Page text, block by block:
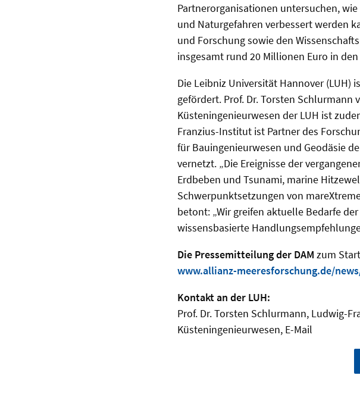
Partnerorganisationen untersuchen,
und Naturgefahren verbessert werden
und Forschung sowie den
insgesamt rund 20 Millionen Euro in
Die Leibniz Universität Hannover (LUH)
gefördert. Prof. Dr. Torsten
Küsteningenieurwesen der LUH ist
Franzius-Institut ist Partner des
für Bauingenieurwesen und Geodäsie
vernetzt. „Die Ereignisse der
Erdbeben und Tsunami, marine
Schwerpunktsetzungen von
betont: „Wir greifen aktuelle Bedarfe
wissensbasierte
Die Pressemitteilung der DAM zum
www.allianz-meeresforschung.de/
Kontakt an der LUH:
Prof. Dr. Torsten Schlurmann, Ludwig-
Küsteningenieurwesen, E-Mail